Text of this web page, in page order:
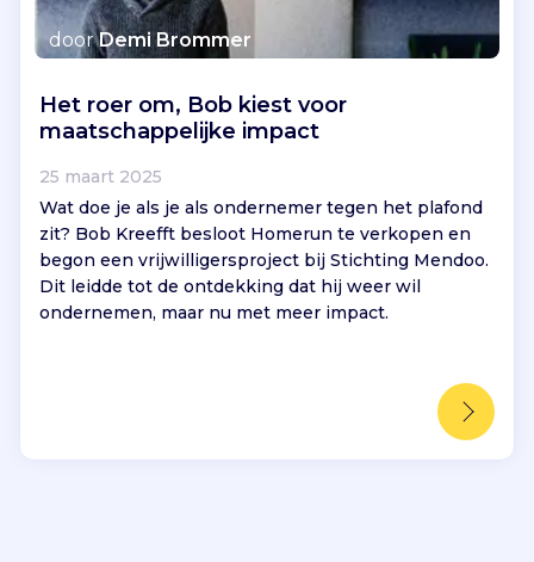
doorDemi Brommer
Het roer om, Bob kiest voor
maatschappelijke impact
25 maart 2025
Wat doe je als je als ondernemer tegen het plafond
zit? Bob Kreefft besloot Homerun te verkopen en
begon een vrijwilligersproject bij Stichting Mendoo.
Dit leidde tot de ontdekking dat hij weer wil
ondernemen, maar nu met meer impact.